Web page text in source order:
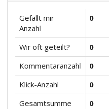
Gefällt mir -
Anzahl
0
Wir oft geteilt?
0
Kommentaranzahl
0
Klick-Anzahl
0
Gesamtsumme
0